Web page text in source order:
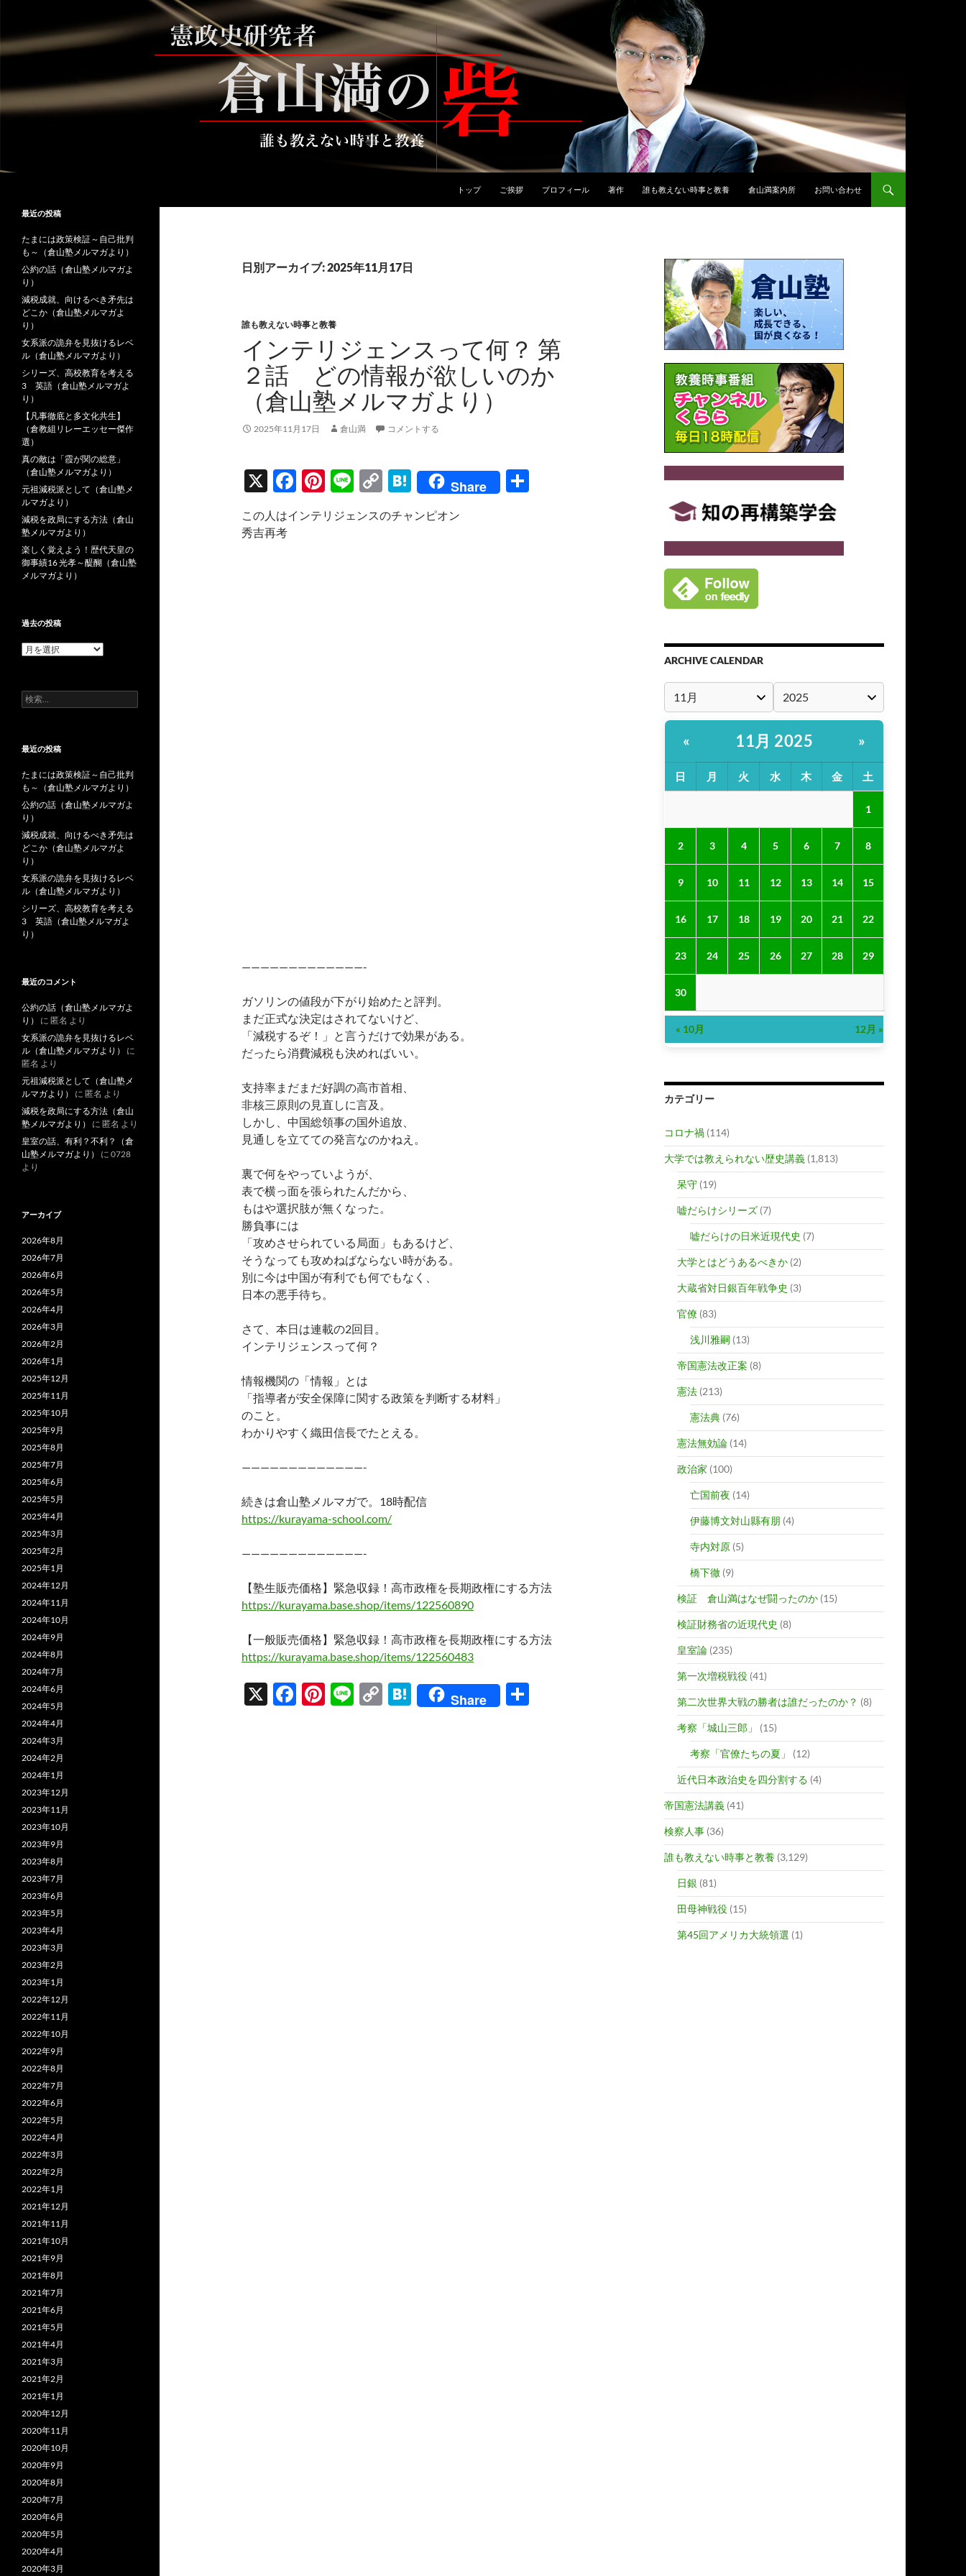
テ
ン
へ
ス
トップ ご挨拶 プロフィール 著作 誰も教えない時事と教養 倉山満案内所 お問い合わせ
日別アーカイブ: 2025年11月17日
誰も教えない時事と教養
インテリジェンスって何？ 第
２話 どの情報が欲しいのか
（倉山塾メルマガより）
2025年11月17日 倉山満 コメントする
X
F
ac
e
Pi
nt
er
Li
e
C
p
H
at
e
Share
この人はインテリジェンスのチャンピオン
秀吉再考
—————————————-
ガソリンの値段が下がり始めたと評判。
まだ正式な決定はされてないけど、
「減税するぞ！」と言うだけで効果がある。
だったら消費減税も決めればいい。
支持率まだまだ好調の高市首相、
非核三原則の見直しに言及。
しかし、中国総領事の国外追放、
見通しを立てての発言なのかねえ。
裏で何をやっていようが、
表で横っ面を張られたんだから、
もはや選択肢が無くなった。
勝負事には
「攻めさせられている局面」もあるけど、
そうなっても攻めねばならない時がある。
別に今は中国が有利でも何でもなく、
日本の悪手待ち。
さて、本日は連載の2回目。
インテリジェンスって何？
情報機関の「情報」とは
「指導者が安全保障に関する政策を判断する材料」
のこと。
わかりやすく織田信長でたとえる。
—————————————-
続きは倉山塾メルマガで。18時配信
https://kurayama-school.com/
—————————————-
【塾生販売価格】緊急収録！高市政権を長期政権にする方法
https://kurayama.base.shop/items/122560890
【一般販売価格】緊急収録！高市政権を長期政権にする方法
https://kurayama.base.shop/items/122560483
X
F
Pi Li
C
H
at
Share
ARCHIVE CALENDAR
« 11月 2025 »
日 月 火 水 木 金 土
1
2 3 4 5 6 7 8
9 10 11 12 13 14 15
16 17 18 19 20 21 22
23 24 25 26 27 28 29
30
« 10月 12月 »
カテゴリー
コロナ禍 (114)
大学では教えられない歴史講義 (1,813)
呆守 (19)
嘘だらけシリーズ (7)
嘘だらけの日米近現代史 (7)
大学とはどうあるべきか (2)
大蔵省対日銀百年戦争史 (3)
官僚 (83)
浅川雅嗣 (13)
帝国憲法改正案 (8)
憲法 (213)
憲法典 (76)
憲法無効論 (14)
政治家 (100)
亡国前夜 (14)
伊藤博文対山縣有朋 (4)
寺内対原 (5)
橋下徹 (9)
検証 倉山満はなぜ闘ったのか (15)
検証財務省の近現代史 (8)
皇室論 (235)
第一次増税戦役 (41)
第二次世界大戦の勝者は誰だったのか？ (8)
考察「城山三郎」 (15)
考察「官僚たちの夏」 (12)
近代日本政治史を四分割する (4)
帝国憲法講義 (41)
検察人事 (36)
誰も教えない時事と教養 (3,129)
日銀 (81)
田母神戦役 (15)
第45回アメリカ大統領選 (1)
倉山満の砦～誰も教えない時事と教
最近の投稿
たまには政策検証～自己批判
も～（倉山塾メルマガより）
公約の話（倉山塾メルマガよ
り）
減税成就、向けるべき矛先は
どこか（倉山塾メルマガよ
り）
女系派の詭弁を見抜けるレベ
ル（倉山塾メルマガより）
シリーズ、高校教育を考える
3 英語（倉山塾メルマガよ
り）
【凡事徹底と多文化共生】
（倉教組リレーエッセー傑作
選）
真の敵は「霞が関の総意」
（倉山塾メルマガより）
元祖減税派として（倉山塾メ
ルマガより）
減税を政局にする方法（倉山
塾メルマガより）
楽しく覚えよう！歴代天皇の
御事績16 光孝～醍醐（倉山塾
メルマガより）
過去の投稿
過
稿
検
索:
最近の投稿
たまには政策検証～自己批判
も～（倉山塾メルマガより）
公約の話（倉山塾メルマガよ
り）
減税成就、向けるべき矛先は
どこか（倉山塾メルマガよ
り）
女系派の詭弁を見抜けるレベ
ル（倉山塾メルマガより）
シリーズ、高校教育を考える
3 英語（倉山塾メルマガよ
り）
最近のコメント
公約の話（倉山塾メルマガよ
り）
に 匿名 より
女系派の詭弁を見抜けるレベ
ル（倉山塾メルマガより）
に
匿名 より
元祖減税派として（倉山塾メ
ルマガより）
に 匿名 より
減税を政局にする方法（倉山
塾メルマガより）
に 匿名 より
皇室の話、有利？不利？（倉
山塾メルマガより）
に 0728
より
アーカイブ
2026年8月
2026年7月
2026年6月
2026年5月
2026年4月
2026年3月
2026年2月
2026年1月
2025年12月
2025年11月
2025年10月
2025年9月
2025年8月
2025年7月
2025年6月
2025年5月
2025年4月
2025年3月
2025年2月
2025年1月
2024年12月
2024年11月
2024年10月
2024年9月
2024年8月
2024年7月
2024年6月
2024年5月
2024年4月
2024年3月
2024年2月
2024年1月
2023年12月
2023年11月
2023年10月
2023年9月
2023年8月
2023年7月
2023年6月
2023年5月
2023年4月
2023年3月
2023年2月
2023年1月
2022年12月
2022年11月
2022年10月
2022年9月
2022年8月
2022年7月
2022年6月
2022年5月
2022年4月
2022年3月
2022年2月
2022年1月
2021年12月
2021年11月
2021年10月
2021年9月
2021年8月
2021年7月
2021年6月
2021年5月
2021年4月
2021年3月
2021年2月
2021年1月
2020年12月
2020年11月
2020年10月
2020年9月
2020年8月
2020年7月
2020年6月
2020年5月
2020年4月
2020年3月